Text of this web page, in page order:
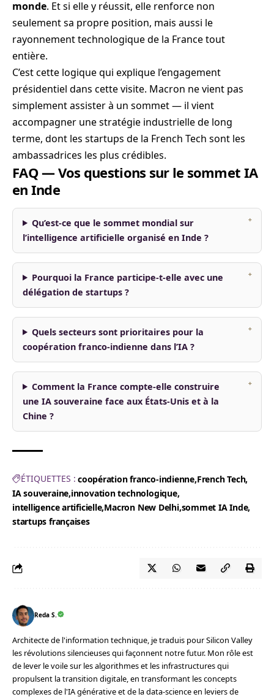
monde. Et si elle y réussit, elle renforce non
seulement sa propre position, mais aussi le
rayonnement technologique de la France tout
entière.
C’est cette logique qui explique l’engagement
présidentiel dans cette visite. Macron ne vient pas
simplement assister à un sommet — il vient
accompagner une stratégie industrielle de long
terme, dont les startups de la French Tech sont les
ambassadrices les plus crédibles.
FAQ — Vos questions sur le sommet IA
en Inde
Qu’est-ce que le sommet mondial sur
l’intelligence artificielle organisé en Inde ?
Pourquoi la France participe-t-elle avec une
délégation de startups ?
Quels secteurs sont prioritaires pour la
coopération franco-indienne dans l’IA ?
Comment la France compte-elle construire
une IA souveraine face aux États-Unis et à la
Chine ?
ÉTIQUETTES : coopération franco-indienne French Tech
IA souveraine innovation technologique
intelligence artificielle Macron New Delhi sommet IA Inde
startups françaises
Reda S.
Architecte de l'information technique, je traduis pour Silicon Valley
les révolutions silencieuses qui façonnent notre futur. Mon rôle est
de lever le voile sur les algorithmes et les infrastructures qui
propulsent la transition digitale, en transformant les concepts
complexes de l'IA générative et de la data-science en leviers de